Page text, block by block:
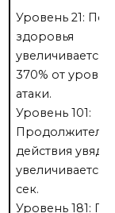
Уровень 21:
здоровья
увеличивается
370% от уровня
атаки.
Уровень 101:
действия
увеличивается
сек.
Уровень 181: